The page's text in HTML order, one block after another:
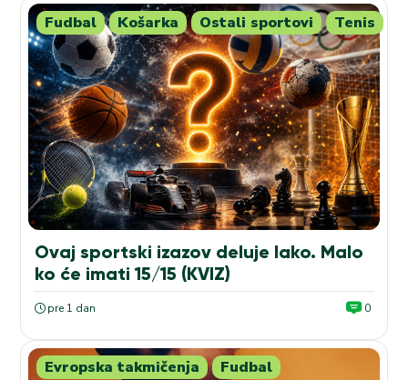
Fudbal Košarka Ostali sportovi Tenis
Ovaj sportski izazov deluje lako. Malo
ko će imati 15/15 (KVIZ)
pre 1 dan 0
Evropska takmičenja Fudbal